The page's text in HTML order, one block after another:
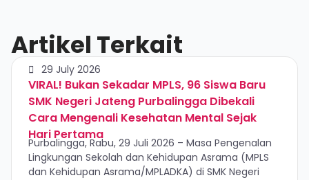
Artikel Terkait
29 July 2026
VIRAL! Bukan Sekadar MPLS, 96 Siswa Baru
SMK Negeri Jateng Purbalingga Dibekali
Cara Mengenali Kesehatan Mental Sejak
Hari Pertama
Purbalingga, Rabu, 29 Juli 2026 – Masa Pengenalan
Lingkungan Sekolah dan Kehidupan Asrama (MPLS
dan Kehidupan Asrama/MPLADKA) di SMK Negeri